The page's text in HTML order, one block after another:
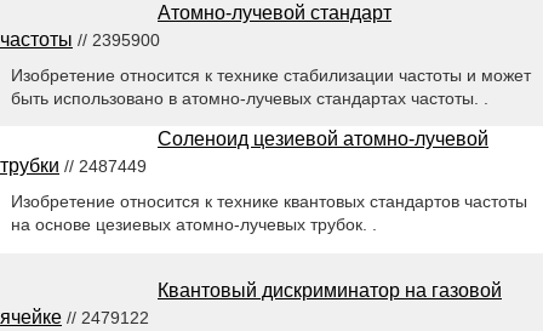
Атомно-лучевой стандарт
частоты // 2395900
Изобретение относится к технике стабилизации частоты и может
быть использовано в атомно-лучевых стандартах частоты. .
Соленоид цезиевой атомно-лучевой
трубки // 2487449
Изобретение относится к технике квантовых стандартов частоты
на основе цезиевых атомно-лучевых трубок. .
Квантовый дискриминатор на газовой
ячейке // 2479122